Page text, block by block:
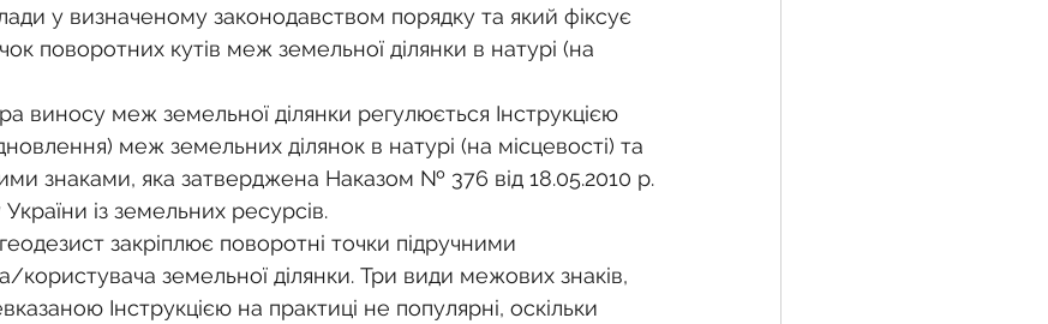
у визначеному законодавством порядку та який фіксує
поворотних кутів меж земельної ділянки в натурі (на
виносу меж земельної ділянки регулюється Інструкцією
меж земельних ділянок в натурі (на місцевості) та
знаками, яка затверджена Наказом № 376 від 18.05.2010 р.
із земельних ресурсів.
закріплює поворотні точки підручними
користувача земельної ділянки. Три види межових знаків,
Інструкцією на практиці не популярні, оскільки